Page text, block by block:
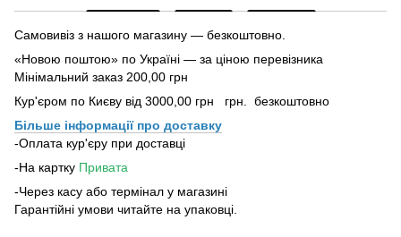
Самовивіз з нашого магазину — безкоштовно.
«Новою поштою» по Україні — за ціною перевізника
Мінімальний заказ 200,00 грн
Кур'єром по Києву від 3000,00 грн грн. безкоштовно
Більше інформації про доставку
-Оплата кур'єру при доставці
-На картку Привата
-Через касу або термінал у магазині
Гарантійні умови читайте на упаковці.